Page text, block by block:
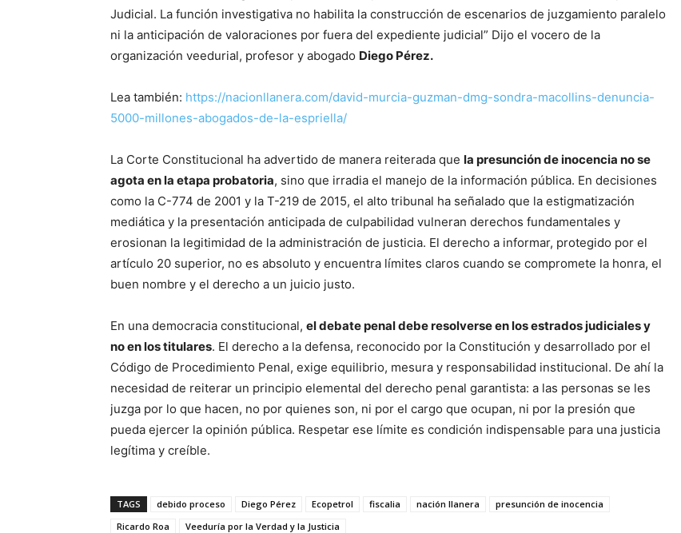
Judicial. La función investigativa no habilita la construcción de escenarios de juzgamiento paralelo
ni la anticipación de valoraciones por fuera del expediente judicial” Dijo el vocero de la
organización veedurial, profesor y abogado Diego Pérez.
Lea también: https://nacionllanera.com/david-murcia-guzman-dmg-sondra-macollins-denuncia-
5000-millones-abogados-de-la-espriella/
La Corte Constitucional ha advertido de manera reiterada que la presunción de inocencia no se
agota en la etapa probatoria, sino que irradia el manejo de la información pública. En decisiones
como la C-774 de 2001 y la T-219 de 2015, el alto tribunal ha señalado que la estigmatización
mediática y la presentación anticipada de culpabilidad vulneran derechos fundamentales y
erosionan la legitimidad de la administración de justicia. El derecho a informar, protegido por el
artículo 20 superior, no es absoluto y encuentra límites claros cuando se compromete la honra, el
buen nombre y el derecho a un juicio justo.
En una democracia constitucional, el debate penal debe resolverse en los estrados judiciales y
no en los titulares. El derecho a la defensa, reconocido por la Constitución y desarrollado por el
Código de Procedimiento Penal, exige equilibrio, mesura y responsabilidad institucional. De ahí la
necesidad de reiterar un principio elemental del derecho penal garantista: a las personas se les
juzga por lo que hacen, no por quienes son, ni por el cargo que ocupan, ni por la presión que
pueda ejercer la opinión pública. Respetar ese límite es condición indispensable para una justicia
legítima y creíble.
TAGS debido proceso Diego Pérez Ecopetrol fiscalia nación llanera
presunción de inocencia
Ricardo Roa
Veeduría por la Verdad y la Justicia